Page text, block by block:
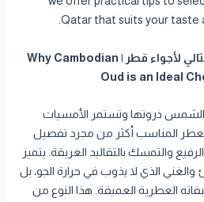
Qatar that suits your taste
لماذا العود الكمبودي خيار مثالي لأجواء قطر | Why Cambodian
Oud is an Ideal
ذروتها وتستمر الأمسيات
العطر المناسب أكثر من مجرد تفصيل
والتمسك بالتقاليد العريقة. يتميز
والغني الذي لا يذوب في حرارة الجو، بل
العطرية العميقة. هذا النوع من